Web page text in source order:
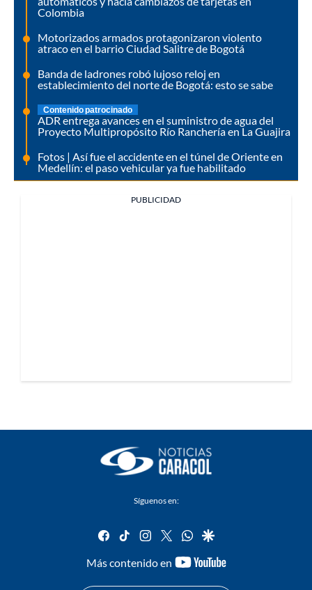
Colombia
Motorizados armados protagonizaron violento
atraco en el barrio Ciudad Salitre de Bogotá
Banda de ladrones robó lujoso reloj en
establecimiento del norte de Bogotá: esto se sabe
Contenido patrocinado
ADR entrega avances en el suministro de agua del
Proyecto Multipropósito Río Ranchería en La Guajira
Fotos | Así fue el accidente en el túnel de Oriente en
Medellín: el paso vehicular ya fue habilitado
PUBLICIDAD
Síguenos en:
facebook
tiktok instagram
twitterwhatsapp
google
Más contenido en
youtube-